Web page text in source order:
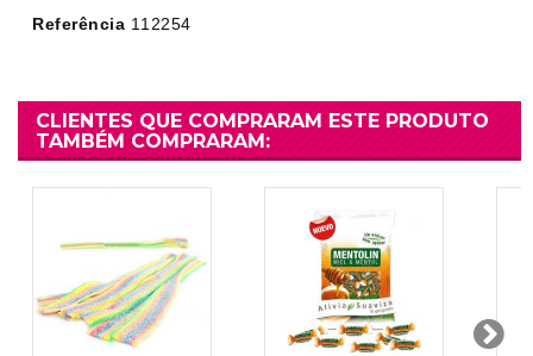
Referência 112254
CLIENTES QUE COMPRARAM ESTE PRODUTO
TAMBÉM COMPRARAM: